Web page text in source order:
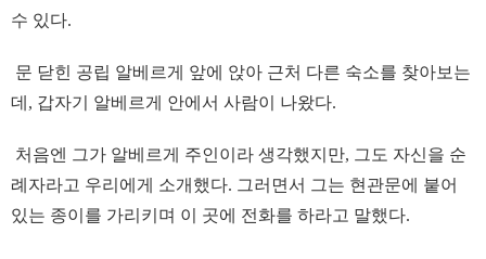
수 있다.
문 닫힌 공립 알베르게 앞에 앉아 근처 다른 숙소를 찾아보는
데, 갑자기 알베르게 안에서 사람이 나왔다.
처음엔 그가 알베르게 주인이라 생각했지만, 그도 자신을 순
례자라고 우리에게 소개했다. 그러면서 그는 현관문에 붙어
있는 종이를 가리키며 이 곳에 전화를 하라고 말했다.